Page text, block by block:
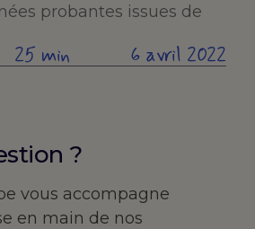
probantes issues de
25 min 6 avril 2022
?
vous accompagne
en main de nos